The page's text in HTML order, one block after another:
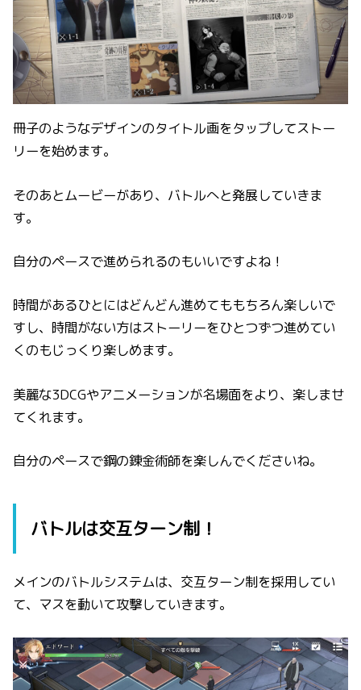
冊子のようなデザインのタイトル画をタップしてストー
リーを始めます。
そのあとムービーがあり、バトルへと発展していきま
す。
自分のペースで進められるのもいいですよね！
時間があるひとにはどんどん進めてももちろん楽しいで
すし、時間がない方はストーリーをひとつずつ進めてい
くのもじっくり楽しめます。
美麗な3DCGやアニメーションが名場面をより、楽しませ
てくれます。
自分のペースで鋼の錬金術師を楽しんでくださいね。
バトルは交互ターン制！
メインのバトルシステムは、交互ターン制を採用してい
て、マスを動いて攻撃していきます。